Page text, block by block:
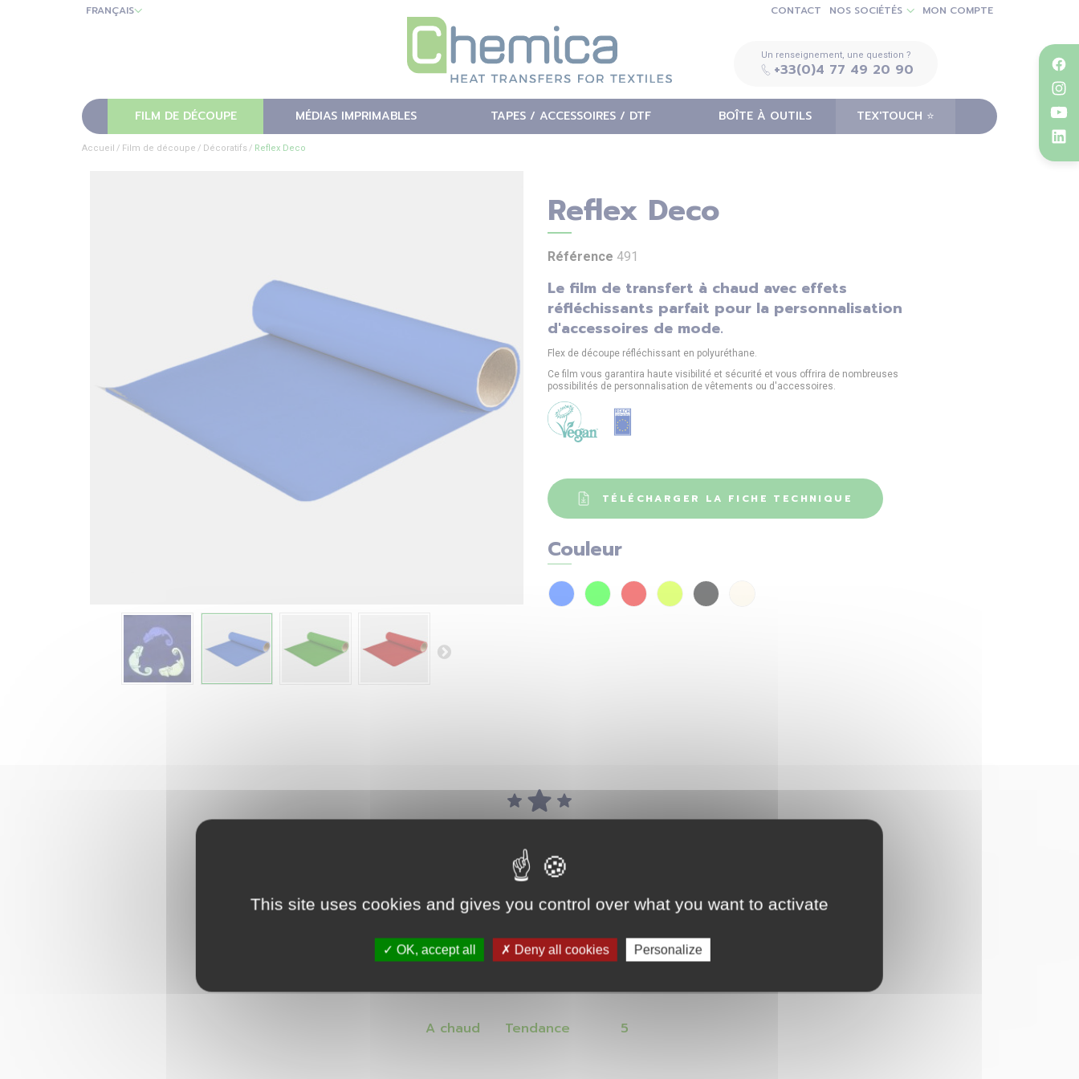
MON COMPTE
NOS SOCIÉTÉS
CONTACT
FRANÇAIS
Un renseignement, une question ?
+33(0)4 77 49 20 90
FILM DE DÉCOUPE MÉDIAS IMPRIMABLES TAPES / ACCESSOIRES / DTF BOÎTE À OUTILS TEX'TOUCH ⭐️
Accueil Film de découpe Décoratifs Reflex Deco
Reflex Deco
Référence 491
Le film de transfert à chaud avec effets
réfléchissants parfait pour la personnalisation
d'accessoires de mode.
Flex de découpe réfléchissant en polyuréthane.
Ce film vous garantira haute visibilité et sécurité et vous offrira de nombreuses
possibilités de personnalisation de vêtements ou d'accessoires.
TÉLÉCHARGER LA FICHE TECHNIQUE
Couleur
Forces
A chaud Tendance 5
This site uses cookies and gives you control over what you want to activate
OK, accept all Deny all cookies Personalize